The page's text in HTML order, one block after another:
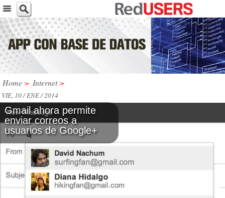
Home > Internet >
VIE, 10 / ENE / 2014
Gmail ahora permite
enviar correos a
usuarios de Google+